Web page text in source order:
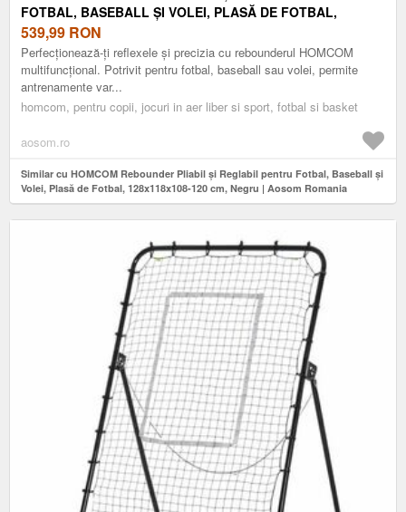
FOTBAL, BASEBALL ȘI VOLEI, PLASĂ DE FOTBAL,
128X118X108-120 CM, NEGRU | AOSOM ROMANIA
539,99 RON
Perfecționează-ți reflexele și precizia cu rebounderul HOMCOM
multifuncțional. Potrivit pentru fotbal, baseball sau volei, permite
antrenamente var...
homcom, pentru copii, jocuri in aer liber si sport, fotbal si basket
aosom.ro
Similar cu HOMCOM Rebounder Pliabil și Reglabil pentru Fotbal, Baseball și
Volei, Plasă de Fotbal, 128x118x108-120 cm, Negru | Aosom Romania